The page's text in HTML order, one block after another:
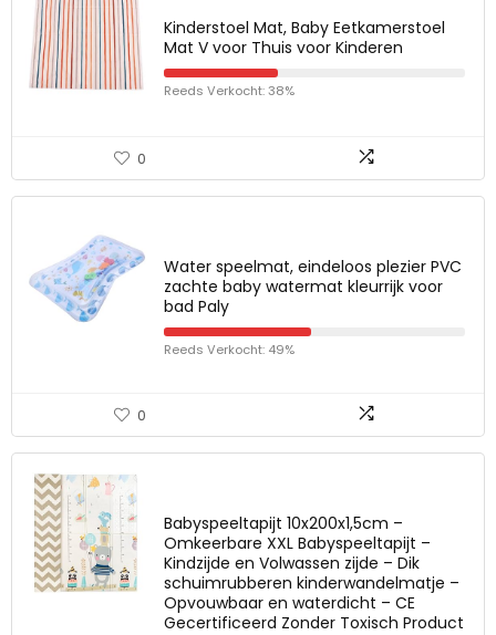
Kinderstoel Mat, Baby Eetkamerstoel
Mat V voor Thuis voor Kinderen
Reeds Verkocht: 38%
0
Water speelmat, eindeloos plezier PVC
zachte baby watermat kleurrijk voor
bad Paly
Reeds Verkocht: 49%
0
Babyspeeltapijt 10x200x1,5cm –
Omkeerbare XXL Babyspeeltapijt –
Kindzijde en Volwassen zijde – Dik
schuimrubberen kinderwandelmatje –
Opvouwbaar en waterdicht – CE
Gecertificeerd Zonder Toxisch Product